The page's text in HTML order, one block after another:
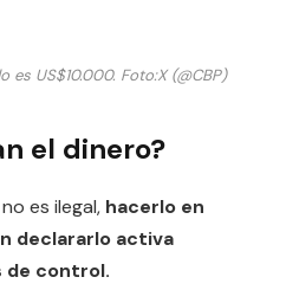
es US$10.000. Foto:X (@CBP)
el dinero?
es ilegal, hacerlo en
declararlo activa
de control.